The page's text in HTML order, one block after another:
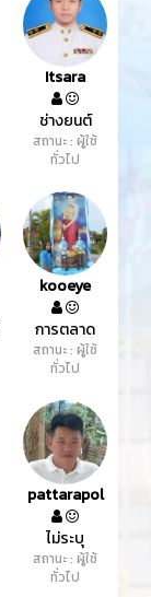
Itsara
ช่างยนต์
สถานะ : ผู้ใช้
ทั่วไป
kooeye
การตลาด
สถานะ : ผู้ใช้
ทั่วไป
pattarapol
ไม่ระบุ
สถานะ : ผู้ใช้
ทั่วไป